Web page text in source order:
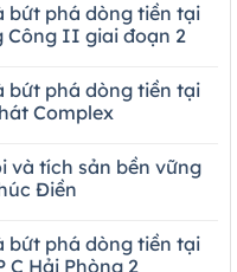
bứt phá dòng tiền tại
Công II giai đoạn 2
bứt phá dòng tiền tại
Complex
và tích sản bền vững
Điền
bứt phá dòng tiền tại
C Hải Phòng 2